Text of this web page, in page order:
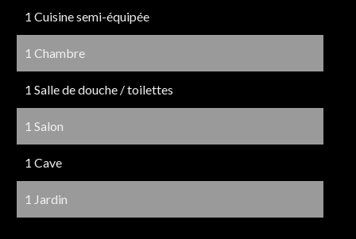
1 Cuisine semi-équipée
1 Chambre
1 Salle de douche / toilettes
1 Salon
1 Cave
1 Jardin